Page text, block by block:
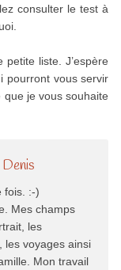
consulter le test à
liste. J’espère
pourront vous servir
je vous souhaite
Denis
fois. :-)
Mes champs
les
les voyages ainsi
Mon travail